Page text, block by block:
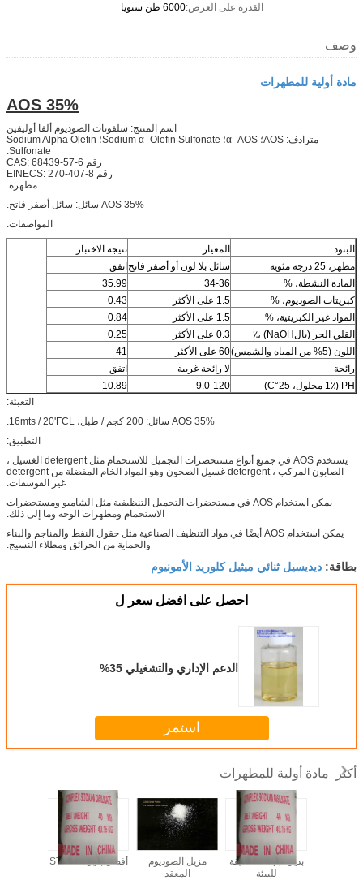
القدرة على العرض:6000 طن سنويا
وصف
مادة أولية للمطهرات
AOS 35%
اسم المنتج: سلفونات الصوديوم ألفا أوليفين
مترادف: AOS؛ α -AOS؛ Sodium α- Olefin Sulfonate؛ Sodium Alpha Olefin
Sulfonate.
رقم CAS: 68439-57-6
رقم EINECS: 270-407-8
مظهره:
AOS 35% سائل: سائل أصفر فاتح.
المواصفات:
البنود المعيار
نتيجة الاختبار
مظهر، 25 درجة مئوية
سائل بلا لون أو أصفر فاتحاتفق
المادة النشطة، %
34-36
35.99
كبريتات الصوديوم، %
1.5 على الأكثر
0.43
المواد غير الكبريتية، %
1.5 على الأكثر
0.84
القلي الحر (بالNaOH) ،٪
0.3 على الأكثر
0.25
اللون (5% من المياه والشمس)
60 على الأكثر
41
رائحة
لا رائحة غريبة
اتفق
PH (1٪ محلول، 25°C)
9.0-120
10.89
التعبئة:
AOS 35% سائل: 200 كجم / طبل، 16mts / 20'FCL.
التطبيق:
يستخدم AOS في جميع أنواع مستحضرات التجميل للاستحمام مثل detergent الغسيل ،
الصابون المركب ، detergent غسيل الصحون وهو المواد الخام المفضلة من detergent
غير الفوسفات.
يمكن استخدام AOS في مستحضرات التجميل التنظيفية مثل الشامبو ومستحضرات
الاستحمام ومطهرات الوجه وما إلى ذلك.
يمكن استخدام AOS أيضًا في مواد التنظيف الصناعية مثل حقول النفط والمناجم والبناء
والحماية من الحرائق ومطلاء النسيج.
بطاقة: ديديسيل ثنائي ميثيل كلوريد الأمونيوم
احصل على افضل سعر ل
الدعم الإداري والتشغيلي 35%
استمر
أكثر مادة أولية للمطهرات
أفضل بديل لـ STPP
مزيل الصوديوم
المعقد
بديل stpp -- صديقة
للبيئة